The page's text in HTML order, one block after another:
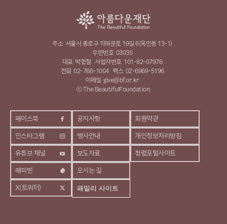
페이스북
인스타그램
유튜브 채널
해피빈
X(트위터)
공지사항
행사안내
보도자료
오시는 길
회원약관
개인정보처리방침
청렴포털사이트
주소 서울시 종로구 자하문로 19길 6(옥인동 13-1)
우편번호 03035
대표 박형철 사업자번호 101-82-07976
전화 02-766-1004 팩스 02-6969-5196
이메일 give@bf.or.kr
ⓒ The BeautifulFoundation.